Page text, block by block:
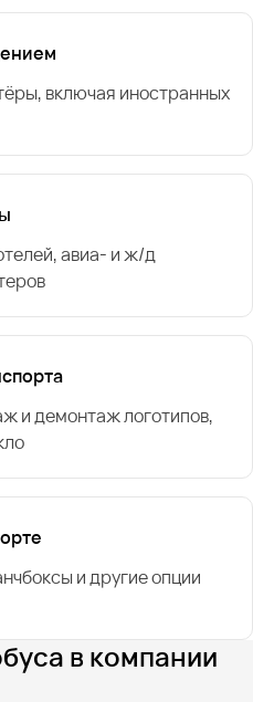
включая иностранных
авиа- и ж/д
и демонтаж логотипов,
и другие опции
в компании